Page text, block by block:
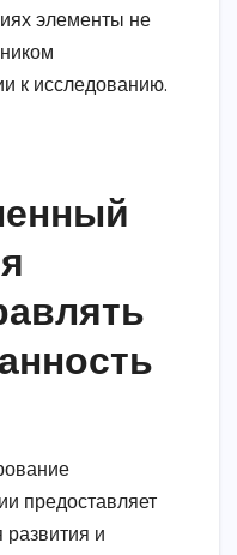
элементы не
к исследованию.
предоставляет
и